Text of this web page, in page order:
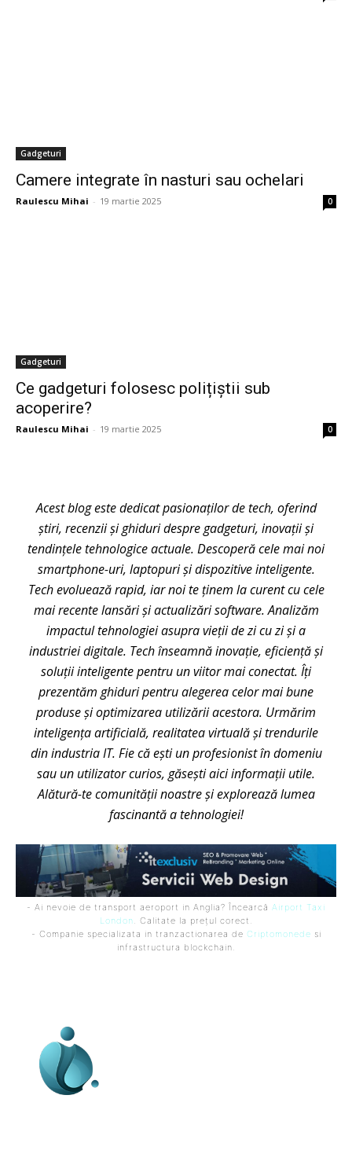
Gadgeturi
Camere integrate în nasturi sau ochelari
Raulescu Mihai - 19 martie 2025 0
Gadgeturi
Ce gadgeturi folosesc polițiștii sub
acoperire?
Raulescu Mihai - 19 martie 2025 0
Acest blog este dedicat pasionaților de tech, oferind
știri, recenzii și ghiduri despre gadgeturi, inovații și
tendințele tehnologice actuale. Descoperă cele mai noi
smartphone-uri, laptopuri și dispozitive inteligente.
Tech evoluează rapid, iar noi te ținem la curent cu cele
mai recente lansări și actualizări software. Analizăm
impactul tehnologiei asupra vieții de zi cu zi și a
industriei digitale. Tech înseamnă inovație, eficiență și
soluții inteligente pentru un viitor mai conectat. Îți
prezentăm ghiduri pentru alegerea celor mai bune
produse și optimizarea utilizării acestora. Urmărim
inteligența artificială, realitatea virtuală și trendurile
din industria IT. Fie că ești un profesionist în domeniu
sau un utilizator curios, găsești aici informații utile.
Alătură-te comunității noastre și explorează lumea
fascinantă a tehnologiei!
- Ai nevoie de transport aeroport in Anglia? Încearcă Airport Taxi
London. Calitate la prețul corect.
- Companie specializata in tranzactionarea de Criptomonede si
infrastructura blockchain.